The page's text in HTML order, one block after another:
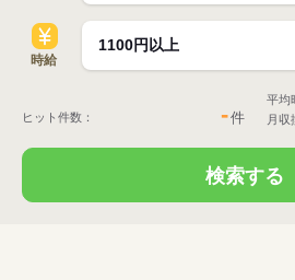
時給
ヒット件数： -件
平均
月収
検索する